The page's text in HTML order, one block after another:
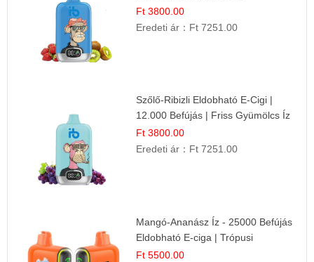
Ft 3800.00
Eredeti ár： Ft 7251.00
Szőlő-Ribizli Eldobható E-Cigi |
12.000 Befújás | Friss Gyümölcs Íz
Ft 3800.00
Eredeti ár： Ft 7251.00
Mangó-Ananász Íz - 25000 Befújás
Eldobható E-ciga | Trópusi
Gyümölcs Élmény!
Ft 5500.00